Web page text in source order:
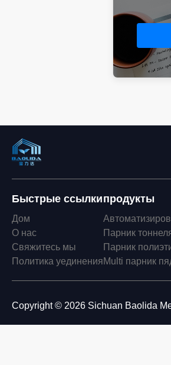
Быстрые ссылки
Дом
О нас
Свяжитесь мы
Политика уединения
продукты
Парник
Парник
Multi парник
Copyright © 2026 Sichuan Baolida